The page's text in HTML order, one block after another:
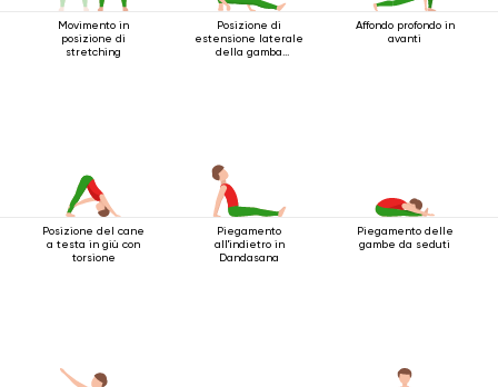
Movimento in
posizione di
stretching
Posizione di
estensione laterale
della gamba
Affondo profondo in
avanti
Posizione del cane
a testa in giù con
torsione
Piegamento
all'indietro in
Dandasana
Piegamento delle
gambe da seduti